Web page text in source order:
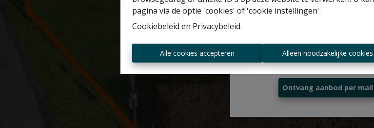
pagina via de optie 'cookies' of 'cookie instellingen'.
Cookiebeleid en Privacybeleid.
Alle cookies accepteren Alleen noodzakelijke cookies
Altijd als eerste op de hoogte
nieuwe aanbiedingen?
Ontvang aanbod per mail